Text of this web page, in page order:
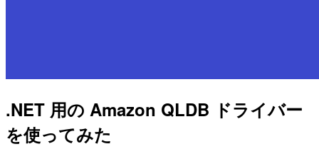
.NET 用の Amazon QLDB ドライバー
を使ってみた